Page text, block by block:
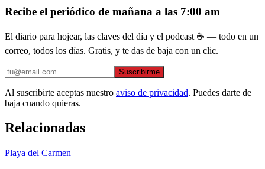
Recibe el periódico de mañana a las 7:00 am
El diario para hojear, las claves del día y el podcast ☕ — todo en un
correo, todos los días. Gratis, y te das de baja con un clic.
Suscribirme
Al suscribirte aceptas nuestro aviso de privacidad. Puedes darte de
baja cuando quieras.
Relacionadas
Playa del Carmen